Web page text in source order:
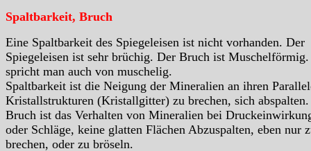
Spaltbarkeit, Bruch
Eine Spaltbarkeit des Spiegeleisen ist nicht vorhanden. Der
Spiegeleisen ist sehr brüchig. Der Bruch ist
spricht man auch von muschelig.
Spaltbarkeit ist die Neigung der Mineralien an ihren
Kristallstrukturen (Kristallgitter) zu brechen, sich abspalten.
Bruch ist das Verhalten von Mineralien bei
oder Schläge, keine glatten Flächen Abzuspalten, eben nur
brechen, oder zu bröseln.